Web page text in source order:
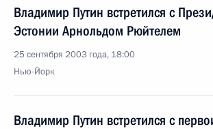
Владимир Путин встретился с
Эстонии Арнольдом Рюйтелем
25 сентября 2003 года, 18:00
Нью-Йорк
Владимир Путин встретился с